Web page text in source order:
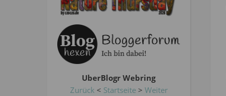
UberBlogr Webring
Zurück < Startseite> Weiter